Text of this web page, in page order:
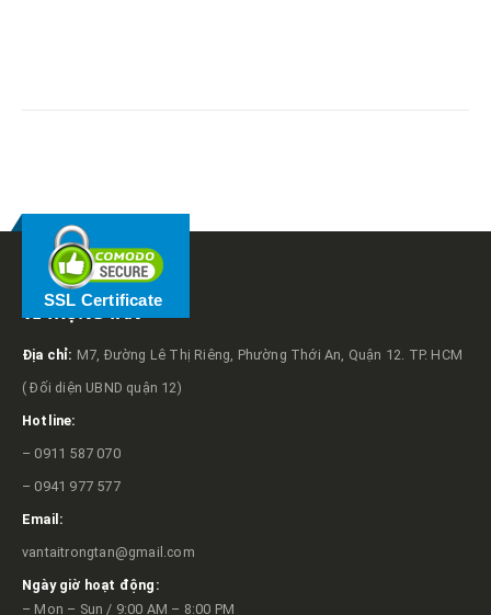
SSL Certificate
VỀ TRỌNG TẤN
Địa chỉ: M7, Đường Lê Thị Riêng, Phường Thới An, Quận 12. TP. HCM
( Đối diện UBND quận 12)
Hotline:
– 0911 587 070
– 0941 977 577
Email:
vantaitrongtan@gmail.com
Ngày giờ hoạt động:
– Mon – Sun / 9:00 AM – 8:00 PM